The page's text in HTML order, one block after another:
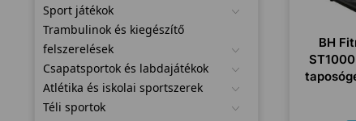
BH
Sport játékok
Trambulinok és kiegészítő
felszerelések
Csapatsportok és labdajátékok
Atlétika és iskolai sportszerek
Téli sportok